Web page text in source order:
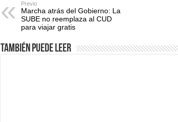
Previo
Marcha atrás del Gobierno: La
SUBE no reemplaza al CUD
para viajar gratis
También puede leer